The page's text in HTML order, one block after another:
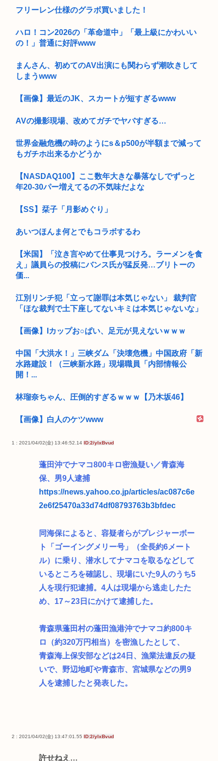
フリーレン仕様のグラボ買いました！
ハロ！コン2026の「革命道中」「最上級にかわいい
の！」普通に好評www
まんさん、初めてのAV出演にも関わらず潮吹きして
しまうwww
【画像】最近のJK、スカートが短すぎるwww
AVの撮影現場、改めてガチでヤバすぎる…
世界金融危機の時のようにs＆p500が半額まで減って
もガチホ出来るかどうか
【NASDAQ100】ここ数年大きな暴落なしでずっと
年20-30パー増えてるの不気味だよな
【SS】栞子「月影めぐり」
あいつほんま何とでもコラボするわ
【米国】「泣き言やめて仕事見つけろ。ラーメンを食
え」議員らの投稿にバンス氏が猛反発…ブリトーの
価...
江別リンチ犯「立って謝罪は本気じゃない」 裁判官
「ほな裁判で土下座してないキミは本気じゃないな」
【画像】Iカップお○ぱい、足元が見えないｗｗｗ
中国「大洪水！」三峡ダム「決壊危機」中国政府「新
水路建設！（三峡新水路」現場職員「内部情報公
開！...
林瑠奈ちゃん、圧倒的すぎるｗｗｗ【乃木坂46】
【画像】白人のケツwww
1 : 2021/04/02(金) 13:46:52.14 ID:2/yIxBvud
蓬田沖でナマコ800キロ密漁疑い／青森海
保、男9人逮捕
https://news.yahoo.co.jp/articles/ac087c6e
2e6f25470a33d74df08793763b3bfdec
同海保によると、容疑者らがプレジャーボー
ト「ゴーイングメリー号」（全長約6メート
ル）に乗り、潜水してナマコを取るなどして
いるところを確認し、現場にいた9人のうち5
人を現行犯逮捕。4人は現場から逃走したた
め、17～23日にかけて逮捕した。
青森県蓬田村の蓬田漁港沖でナマコ約800キ
ロ（約320万円相当）を密漁したとして、
青森海上保安部などは24日、漁業法違反の疑
いで、野辺地町や青森市、宮城県などの男9
人を逮捕したと発表した。
2 : 2021/04/02(金) 13:47:01.55 ID:2/yIxBvud
許せねえ…